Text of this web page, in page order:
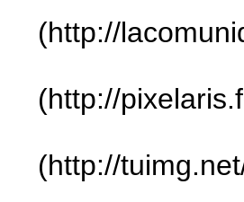
(http://
(http://
(http://